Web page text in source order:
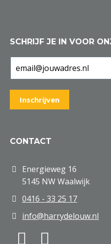
SCHRIJF JE IN VOOR
CONTACT
Energieweg 16
5145 NW Waalwijk
0416 - 33 25 17
info@harrydelouw.nl